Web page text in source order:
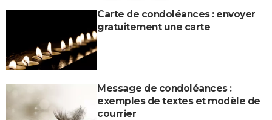
Carte de condoléances : envoyer
gratuitement une carte
Message de condoléances :
exemples de textes et modèle de
courrier